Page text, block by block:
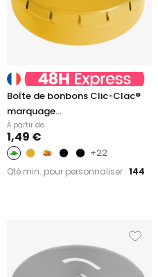
Boîte de bonbons Clic-Clac®
marquage...
À partir de
1,49 €
+22
Qté min. pour personnaliser : 144